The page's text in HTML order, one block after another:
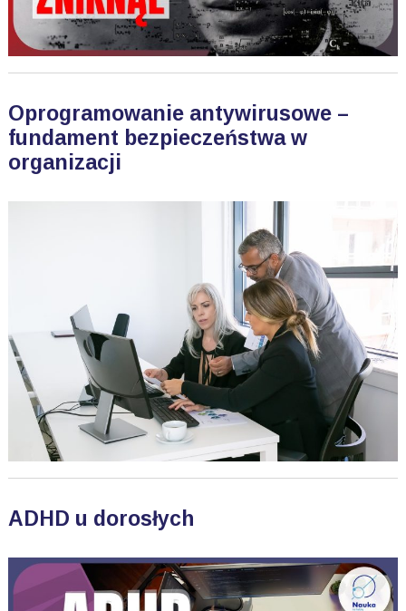
Oprogramowanie antywirusowe –
fundament bezpieczeństwa w
organizacji
ADHD u dorosłych